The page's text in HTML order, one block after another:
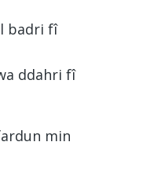
badri fî
ddahri fî
min